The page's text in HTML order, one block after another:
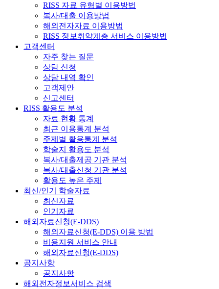
RISS 자료 유형별 이용방법
복사/대출 이용방법
해외전자자료 이용방법
RISS 정보취약계층 서비스 이용방법
고객센터
자주 찾는 질문
상담 신청
상담 내역 확인
고객제안
신고센터
RISS 활용도 분석
자료 현황 통계
최근 이용통계 분석
주제별 활용통계 분석
학술지 활용도 분석
복사/대출제공 기관 분석
복사/대출신청 기관 분석
활용도 높은 주제
최신/인기 학술자료
최신자료
인기자료
해외자료신청(E-DDS)
해외자료신청(E-DDS) 이용 방법
비용지원 서비스 안내
해외자료신청(E-DDS)
공지사항
공지사항
해외전자정보서비스 검색